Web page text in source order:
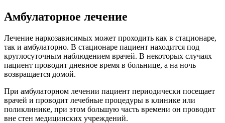
Амбулаторное лечение
Лечение наркозависимых может проходить как в стационаре,
так и амбулаторно. В стационаре пациент находится под
круглосуточным наблюдением врачей. В некоторых случаях
пациент проводит дневное время в больнице, а на ночь
возвращается домой.
При амбулаторном лечении пациент периодически посещает
врачей и проводит лечебные процедуры в клинике или
поликлинике, при этом большую часть времени он проводит
вне стен медицинских учреждений.